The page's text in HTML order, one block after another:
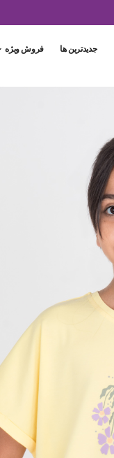
جدیدترین ها فروش ویژه